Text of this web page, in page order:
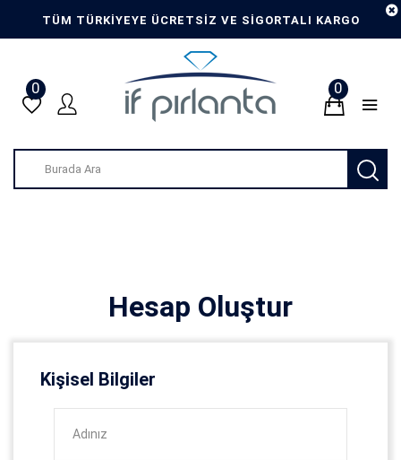
TÜM TÜRKİYEYE ÜCRETSİZ VE SİGORTALI KARGO
0 0
Hesap Oluştur
Kişisel Bilgiler